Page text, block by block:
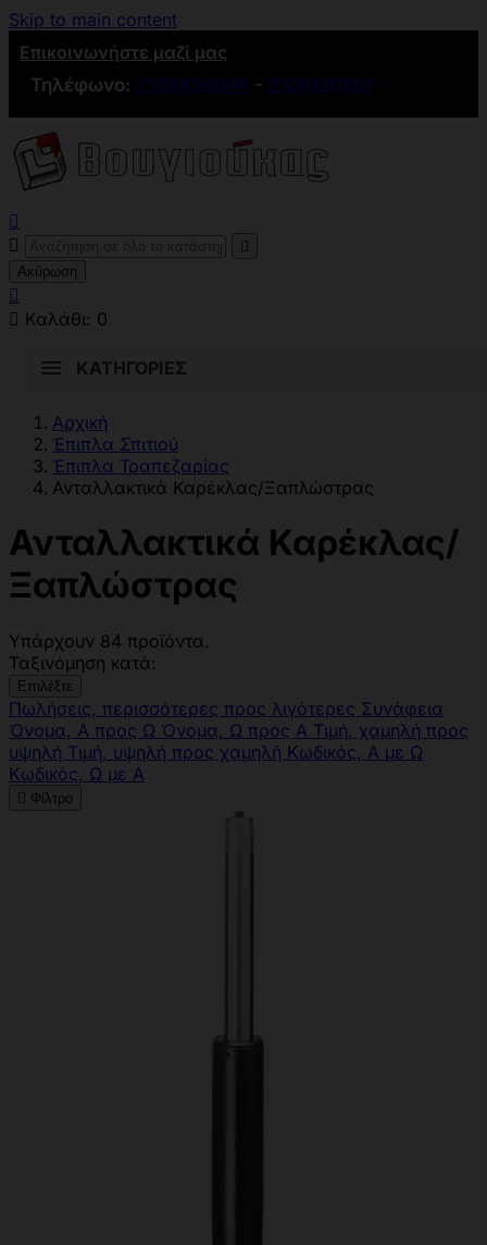
Skip to main content
Επικοινωνήστε μαζί μας
Τηλέφωνο: 2109836846 - 2109881501



Ακύρωση

 Καλάθι: 0
ΚΑΤΗΓΟΡΊΕΣ
Αρχική
Έπιπλα Σπιτιού
Έπιπλα Τραπεζαρίας
Ανταλλακτικά Καρέκλας/Ξαπλώστρας
Ανταλλακτικά Καρέκλας/
Ξαπλώστρας
Υπάρχουν 84 προϊόντα.
Ταξινόμηση κατά:
Επιλέξτε
Πωλήσεις, περισσότερες προς λιγότερες Συνάφεια
Όνομα, Α προς Ω Όνομα, Ω προς Α Τιμή, χαμηλή προς
υψηλή Τιμή, υψηλή προς χαμηλή Κωδικός, Α με Ω
Κωδικός, Ω με Α
 Φίλτρο